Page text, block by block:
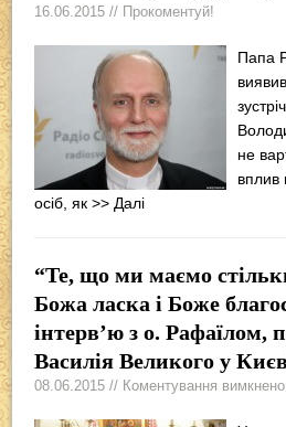
16.06.2015 // Прокоментуй!
Папа
не
вплив
осіб, як>> Далі
“Те, що ми маємо
Божа ласка і Боже
інтерв’ю з о. Рафаїлом,
Василія Великого у
08.06.2015 // Коментування вимкнено